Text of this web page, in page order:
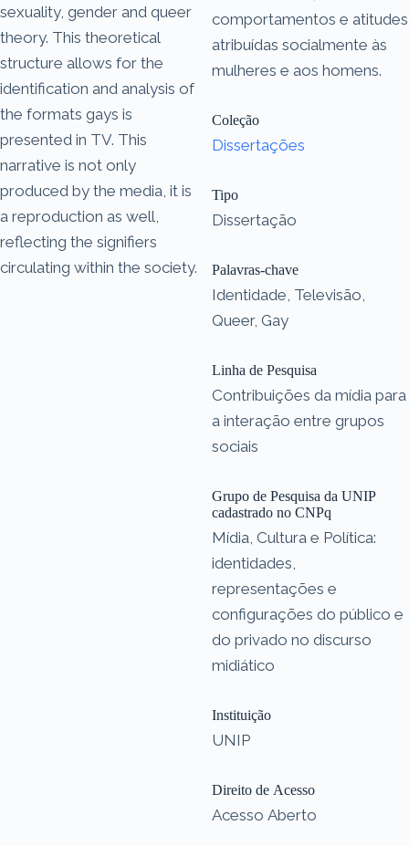
sexuality, gender and queer
theory. This theoretical
structure allows for the
identification and analysis of
the formats gays is
presented in TV. This
narrative is not only
produced by the media, it is
a reproduction as well,
reflecting the signifiers
circulating within the society.
comportamentos e atitudes
atribuídas socialmente às
mulheres e aos homens.
Coleção
Dissertações
Tipo
Dissertação
Palavras-chave
Identidade, Televisão,
Queer, Gay
Linha de Pesquisa
Contribuições da mídia para
a interação entre grupos
sociais
Grupo de Pesquisa da UNIP
cadastrado no CNPq
Mídia, Cultura e Política:
identidades,
representações e
configurações do público e
do privado no discurso
midiático
Instituição
UNIP
Direito de Acesso
Acesso Aberto